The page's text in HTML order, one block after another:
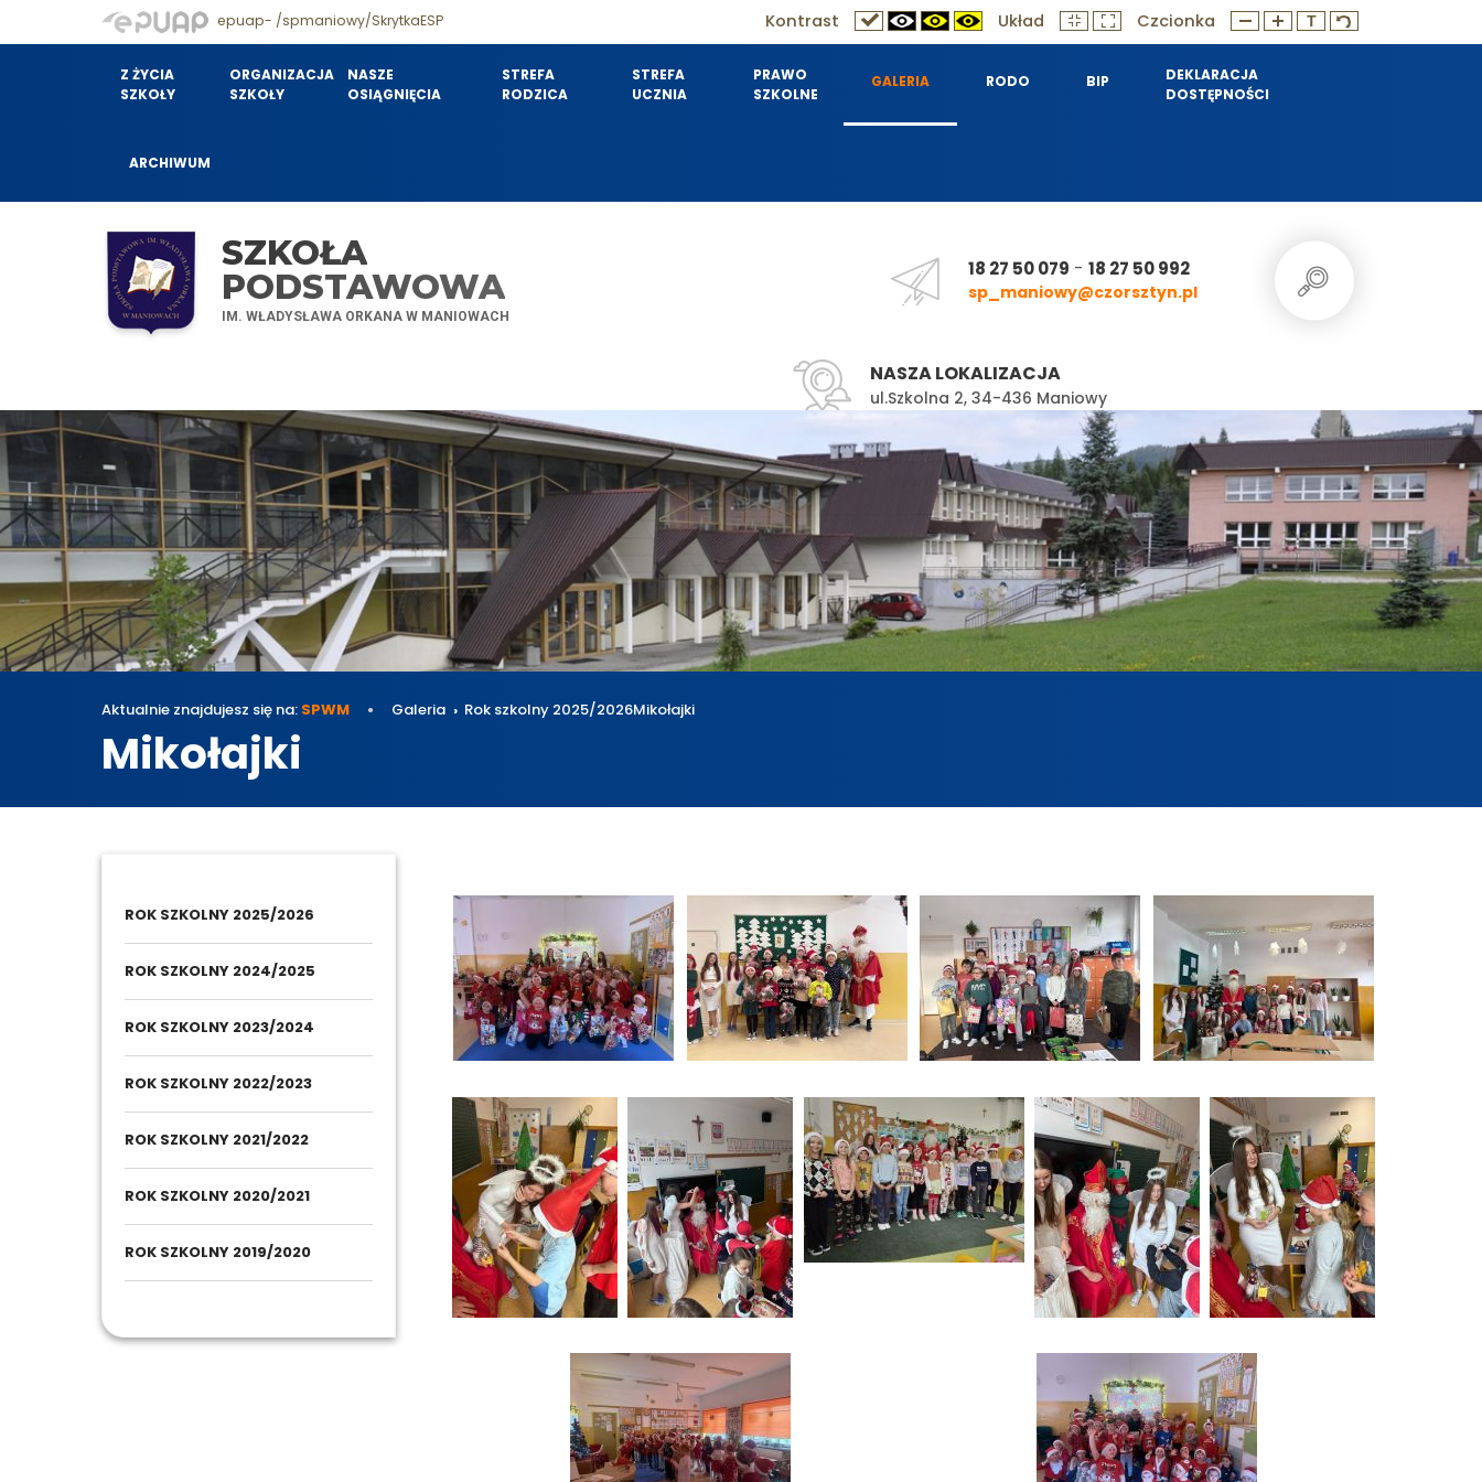
epuap- /spmaniowy/SkrytkaESP Kontrast Układ Czcionka
Z ŻYCIA
SZKOŁY
ORGANIZACJA
SZKOŁY
NASZE
OSIĄGNIĘCIA
STREFA
RODZICA
STREFA
UCZNIA
PRAWO
SZKOLNE
GALERIA RODO BIP
DEKLARACJA
DOSTĘPNOŚCI
ARCHIWUM
SZKOŁA
PODSTAWOWA
IM. WŁADYSŁAWA ORKANA W MANIOWACH
18 27 50 079 - 18 27 50 992
sp_maniowy@czorsztyn.pl
NASZA LOKALIZACJA
ul.Szkolna 2, 34-436 Maniowy
Aktualnie znajdujesz się na: SPWM Galeria Rok szkolny 2025/2026Mikołajki
Mikołajki
ROK SZKOLNY 2025/2026
ROK SZKOLNY 2024/2025
ROK SZKOLNY 2023/2024
ROK SZKOLNY 2022/2023
ROK SZKOLNY 2021/2022
ROK SZKOLNY 2020/2021
ROK SZKOLNY 2019/2020